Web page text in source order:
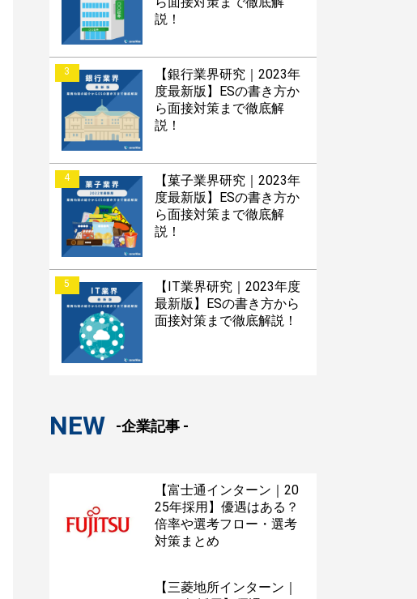
説！
3
【銀行業界研究｜2023年
度最新版】ESの書き方か
ら面接対策まで徹底解
説！
4
【菓子業界研究｜2023年
度最新版】ESの書き方か
ら面接対策まで徹底解
説！
5
【IT業界研究｜2023年度
最新版】ESの書き方から
面接対策まで徹底解説！
NEW -企業記事 -
【富士通インターン｜20
25年採用】優遇はある？
倍率や選考フロー・選考
対策まとめ
【三菱地所インターン｜